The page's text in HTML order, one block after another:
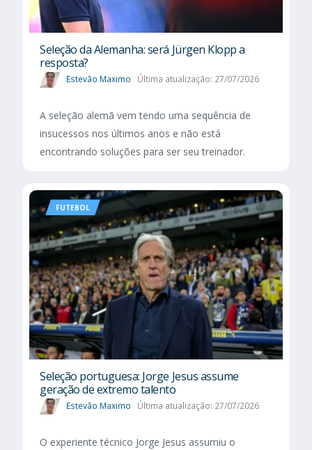
Seleção da Alemanha: será Jürgen Klopp a
resposta?
Estevão Maximo Última atualização: 27/07/2026
A seleção alemã vem tendo uma sequência de
insucessos nos últimos anos e não está
encontrando soluções para ser seu treinador.
FUTEBOL
Seleção portuguesa: Jorge Jesus assume
geração de extremo talento
Estevão Maximo Última atualização: 27/07/2026
O experiente técnico Jorge Jesus assumiu o